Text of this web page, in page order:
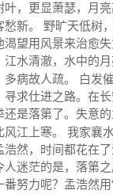
叶，更显萧瑟，月
愁新。 野旷天低树
渴望用风景来治愈
江水清澈，水中的
多病故人疏。 白发
寻求仕进之路。在
还是落第了。失意
风江上寒。 我家襄
浩然，时间都花在
人迷茫的是，落第
番努力呢？孟浩然